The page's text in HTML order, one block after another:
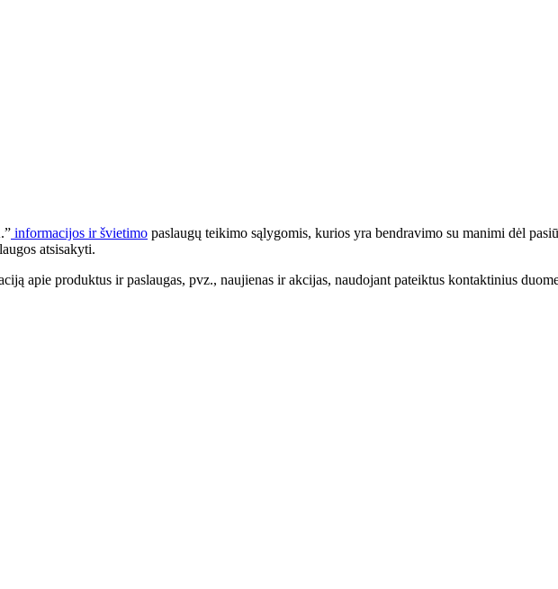
informacijos ir švietimo paslaugų teikimo sąlygomis, kurios yra bendravimo su manimi dėl
atsisakyti.
apie produktus ir paslaugas, pvz., naujienas ir akcijas, naudojant pateiktus kontaktinius